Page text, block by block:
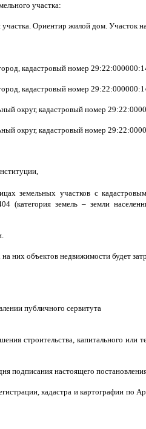
участка:
Ориентир жилой дом. Участок
кадастровый номер
кадастровый номер
округ, кадастровый номер
округ, кадастровый номер
земельных участков с
(категория земель – земли
них объектов недвижимости будет
публичного сервитута
строительства, капитального или
подписания настоящего
кадастра и картографии по